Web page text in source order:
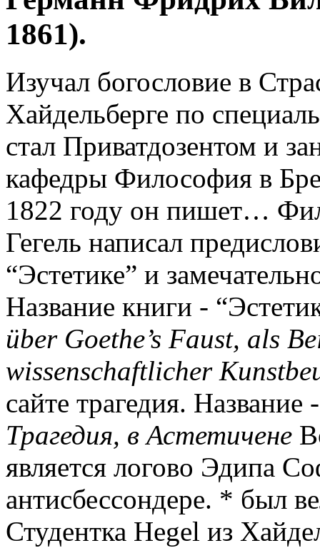
1861).
Изучал богословие в
Хайдельберге по
стал Приватдозентом и
кафедры Философия в
1822 году он пишет…
Гегель написал
“Эстетике” и
Название книги -
über Goethe’s Faust, als
wissenschaftlicher
сайте трагедия. Название
Трагедия, в Астетичене
является логово Эдипа
антисбессондере. * был
Студентка Hegel из